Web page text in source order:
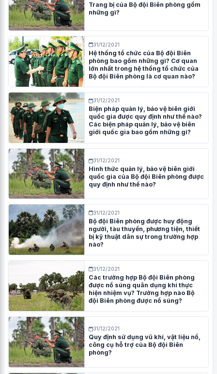
Trang bị của Bộ đội Biên phòng gồm
những gì?
31/12/2021
Hệ thống tổ chức của Bộ đội Biên
phòng bao gồm những gì? Cơ quan
lớn nhất trong hệ thống tổ chức của
Bộ đội Biên phòng là cơ quan nào?
31/12/2021
Biện pháp quản lý, bảo vệ biên giới
quốc gia được quy định như thế nào?
Các biện pháp quản lý, bảo vệ biên
giới quốc gia bao gồm những gì?
31/12/2021
Hình thức quản lý, bảo vệ biên giới
quốc gia của Bộ đội Biên phòng được
quy định như thế nào?
31/12/2021
Bộ đội Biên phòng được huy động
người, tàu thuyền, phương tiện, thiết
bị kỹ thuật dân sự trong trường hợp
nào?
31/12/2021
Các trường hợp Bộ đội Biên phòng
được nổ súng quân dụng khi thực
hiện nhiệm vụ? Trường hợp nào Bộ
đội Biên phòng được nổ súng?
31/12/2021
Quy định sử dụng vũ khí, vật liệu nổ,
công cụ hỗ trợ của Bộ đội Biên
phòng?